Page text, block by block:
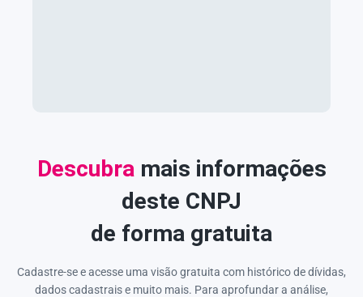
Descubra mais informações
deste CNPJ
de forma gratuita
Cadastre-se e acesse uma visão gratuita com histórico de dívidas,
dados cadastrais e muito mais. Para aprofundar a análise,